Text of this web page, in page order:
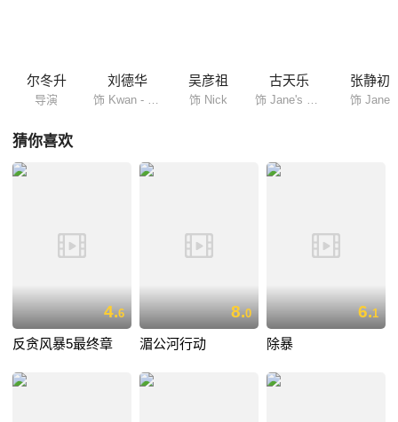
尔冬升
导演
刘德华 吴彦祖
饰 Nick
古天乐 张静初
饰 Jane
猜你喜欢
4.6
反贪风暴5最终章
8.0
湄公河行动
6.1
除暴